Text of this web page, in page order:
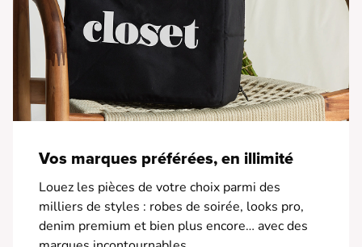
Vos marques préférées, en illimité
Louez les pièces de votre choix parmi des
milliers de styles : robes de soirée, looks pro,
denim premium et bien plus encore… avec des